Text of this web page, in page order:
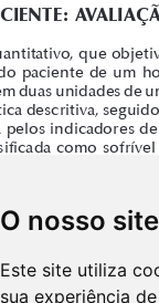
O nosso
Este site utiliza
sua experiência